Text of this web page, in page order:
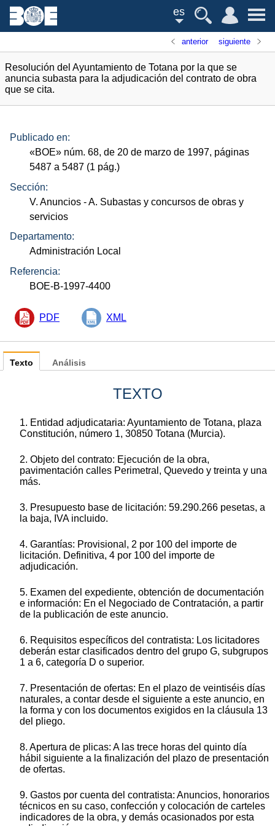
es
anterior siguiente
Resolución del Ayuntamiento de Totana por la que se
anuncia subasta para la adjudicación del contrato de obra
que se cita.
Publicado en:
«BOE» núm. 68, de 20 de marzo de 1997, páginas
5487 a 5487 (1 pág.)
Sección:
V. Anuncios - A. Subastas y concursos de obras y
servicios
Departamento:
Administración Local
Referencia:
BOE-B-1997-4400
PDF XML
Texto
TEXTO
1. Entidad adjudicataria: Ayuntamiento de Totana, plaza
Constitución, número 1, 30850 Totana (Murcia).
2. Objeto del contrato: Ejecución de la obra,
pavimentación calles Perimetral, Quevedo y treinta y una
más.
3. Presupuesto base de licitación: 59.290.266 pesetas, a
la baja, IVA incluido.
4. Garantías: Provisional, 2 por 100 del importe de
licitación. Definitiva, 4 por 100 del importe de
adjudicación.
5. Examen del expediente, obtención de documentación
e información: En el Negociado de Contratación, a partir
de la publicación de este anuncio.
6. Requisitos específicos del contratista: Los licitadores
deberán estar clasificados dentro del grupo G, subgrupos
1 a 6, categoría D o superior.
7. Presentación de ofertas: En el plazo de veintiséis días
naturales, a contar desde el siguiente a este anuncio, en
la forma y con los documentos exigidos en la cláusula 13
del pliego.
8. Apertura de plicas: A las trece horas del quinto día
hábil siguiente a la finalización del plazo de presentación
de ofertas.
9. Gastos por cuenta del contratista: Anuncios, honorarios
técnicos en su caso, confección y colocación de carteles
indicadores de la obra, y demás ocasionados por esta
Análisis